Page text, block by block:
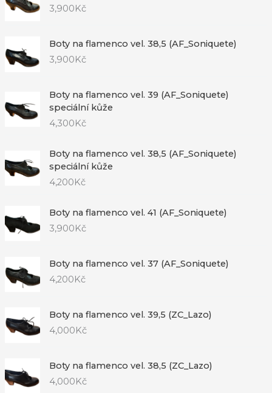
3,900Kč
Boty na flamenco vel. 38,5 (AF_Soniquete)
3,900Kč
Boty na flamenco vel. 39 (AF_Soniquete)
speciální kůže
4,300Kč
Boty na flamenco vel. 38,5 (AF_Soniquete)
speciální kůže
4,200Kč
Boty na flamenco vel. 41 (AF_Soniquete)
3,900Kč
Boty na flamenco vel. 37 (AF_Soniquete)
4,200Kč
Boty na flamenco vel. 39,5 (ZC_Lazo)
4,000Kč
Boty na flamenco vel. 38,5 (ZC_Lazo)
4,000Kč